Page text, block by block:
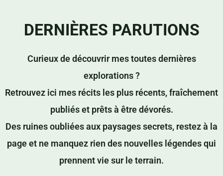
DERNIÈRES PARUTIONS
Curieux de découvrir mes toutes dernières
explorations ?
Retrouvez ici mes récits les plus récents, fraîchement
publiés et prêts à être dévorés.
Des ruines oubliées aux paysages secrets, restez à la
page et ne manquez rien des nouvelles légendes qui
prennent vie sur le terrain.